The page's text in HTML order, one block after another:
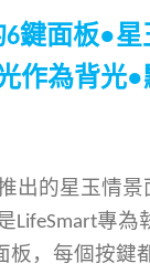
6鍵面板●星
作為背光●
出的星玉情景
LifeSmart專為
板，每個按鍵